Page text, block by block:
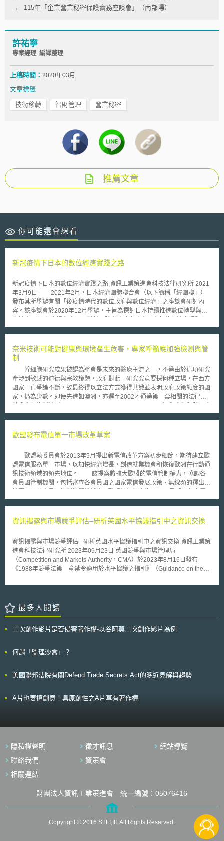
115年「企業營業秘密保護實務座談會」（南部場）
許祐寧
專案經理 編譯整理
上稿時間： 2020年03月
文章標籤
技術移轉 智財管理 營業秘密
推薦文章
你可能還會想看
新冠疫情下日本的數位經濟實踐之路
新冠疫情下日本的數位經濟實踐之路 資訊工業策進會科技法律研究所 2021
年3月9日 2021年2月，日本經濟團體聯合會（以下簡稱「經團聯」）
發布其所舉辦有關「後疫情時代的數位政府與數位經濟」之座談會研討內
容。該座談會於2020年12月舉辦，主旨為探討日本持續推進數位轉型與邁
[1]。 壹、主要問題 數位轉型之層面所涉甚廣，本文認為可初步分為政
提供民眾便捷服務。其次，就個人面而言，則可能涉及消費者資料之蒐集與
個人隱私資料保護之議題。最後，就企業面而言，則包含同種企業或不同企
業間彼此蒐集到的資料共享、利用及分析。 針對企業間，擔任數位經
濟推進委員長之篠原弘道於會中指出，數位轉型致力於價值創新，然而，日
本業界間的數位轉型存在一極大的待突破問題，即是彼此對於資料資源之分
享，尚存不信任甚且互相猜疑，此將不利於資料共享之發展。篠原弘道進一
步說明，數位轉型以突破空間與距離之屏障為特色，欲突破此一屏障有賴於
標，呼籲日本國內企業能協力合作，強化數位流通與交流[2]。 執此，
即為官方及民間所應努力的目標。 貳、具體案例 就民間而言，日本已
站周邊之大丸有地區進行實驗性的OMY（大手町、丸之內到有樂町一帶的
區域，日本俗稱Daimaruyu，簡稱OMY））資料活化計畫，驗證跨行業別
企業間的資料利用分配與有效性，期盼能將資料應用於促進該地區的經濟成
長、帶動觀光發展，甚至規劃災害措施[3]。 提供該計畫資料服務平台
的富士通有限公司經理池田榮次指出，該計畫為了建立彼此信任感，而非一
味地僅關注於資料的分析，進行了多達12間公司之間的對談，並也得到了一
為「單一公司」、「同業種內」及「異業種間」三者。單一公司之資料活
材之浪費等[4]。同業種內則涉及相同類別的企業間，藉由共享資料以減低成
本。例如不同藥物研發公司，藉由樣本試驗共享，從而擴增實驗母群體之數
量[5]。異業公司則可能由位於同一地區之不同企業所構成，例如前揭大丸有
OMY資料活用計畫。 經團聯所提出之議題，乃著眼於同業種內及異業
解到彼此間的合作協力，將是新興價值得以開拓的寶貴契機，亦是一大值得
省思之重點。 參考連結 日本經濟團體聯合會2月份月刊特集〈後疫情時代的
數位政府與數位經濟〉
刊》，2月号期，（2021）。 [2]同前註，頁15。 [3]〈異業種データ活用
https://blog.global.fujitsu.com/jp/2019-07-26/01/，（最後瀏覽日：
2021/03/09）。 [4]〈15社のビッグデータ活用事例から学ぶ、成果につな
日：2021/3/9）。 [5]独立行政法人情報処理推進機構，〈データ利活用に
奈米技術可能對健康與環境產生危害，專家呼籲應加強檢測與管
制
幹細胞研究成果被認為將會是未來的醫療主流之一，不過由於這項研究
牽涉到敏感的道德與宗教議題，政府對此一研究究竟要採何種立場，在西方
國家一直爭論不斷，故最終得以立法方式獲得共識並表明政府政策態度的國
家，仍為少數。即使先進如澳洲，亦遲至2002才通過第一套相關的法律－
法（Research Involving Human Embryos Act）。 人類胚胎研究法建
及醫學研究委員會下之胚胎研究核准委員會（The Embryo Research
Council）核發許可；該法雖允許使用人工授精的剩餘胚進行幹細胞研究，
但並未特別就治療性複製部分予以規範。澳洲政府目前是以行政命令的方
式，禁止醫療性複製的研究，此一禁令於2005年4月再度被延長5年。
澳洲眾議院（The House of Representatives）最近以82比62的投票比，表
決通過「人類生殖性複製禁止與人類胚胎研究管理修正案」（Prohibition of
Research Amendment Bill 2006），廢止先前的禁令，開放基於醫療目的
應在十四天內銷毀，違反本法規定者，最高可處以十五年之有期徒刑。根據
作業細節規定後之六個月實施。
歐盟發布電信單一市場改革草案
歐盟執委員會於2013年9月提出新電信改革方案初步細節，期待建立歐
盟電信服務單一市場，以加快經濟增長，創造就業機會和恢復歐洲在行動通
訊技術領域的領先地位。 該提案將擴大歐盟的電信管制權力，協調各
會員國管制機關，包括審查各會員國之國家電信發展政策、無線頻的釋出和
信漫遊價格上限將維持，但將由2014年開始逐年降低；另外將於2014年推
家電信業者推出泛歐的通訊費率。這將形成一個類似的跨國電信營運許可，
信服務。歐盟也希望看到各會員國固網電信的價格持續下降，達到與國內長
途電話同樣水平的價格。 執委會也在該草案中提出，將致力於規範寬
頻網路接取的批發價格管制，以及其他各類行電信服務批發市場的管制。此
外，歐盟將推動完整的、統一的消費者保護規則，以防止各會員國管制機關
的保護不足。 為了鼓勵更快地釋出無線頻譜資源，歐盟希望制定授權
後該草案針對「網路中立」的問題也提出解決方案，將禁止電信市場的競爭
業者之間，有將網路服務阻斷或降低網路傳輸優先權的舉措。電信業者將需
要提供的更透明的寬頻網路連線實際速率資訊，降低「誤導性的廣告」損害
洲的戰略利益和經濟進步，與泛歐電信單一市場的建立密不可分的，同時希
動通訊服務。
資訊揭露與市場競爭評估–研析英國水平協議指引中之資訊交換
資訊揭露與市場競爭評估– 研析英國水平協議指引中之資訊交換 資訊工業策
進會科技法律研究所 2023年09月23日 英國競爭與市場管理局
（Competition and Markets Authority，CMA）於2023年8月16日發布
《1988年競爭法第一章禁令適用於水平協議之指引》（Guidance on the
horizontal agreements，以下簡稱CMA水平協議指引），以規範實際或潛
事業間於業務合作的同時，亦能符合法遵之要求，以維護市場公平競爭。
壹、事件摘要 英國CMA水平協議指引解釋競爭法之適用，尤其是《1998年
月1日，《1998年競爭法（專業協議集體豁免）2022年指令》（SABEO）
效，於2023年8月16日發布之CMA水平協議指引，協助事業評估特定類型
法規範豁免之類型，且合乎競爭法之規定。 CMA水平協議指引說明研發協
範例。鑒於大數據分析與機器學習需使用大量的資料；而大數據分析的結
的產品或服務；[9]或減少搜尋成本，以提供消費者利益[10]。依據實際情
況，資訊交換可以是有利於競爭，競爭中立或限制競爭[11]。換言之，競爭
CMA水平協議指引第8章為資訊交換（Information Exchange），目的即在
應，取決於市場的特性，包含[13]： （1）市場透明度：越透明的市場，競
於達成共識，與控制市場偏差。若市場高度集中，則訊息的交換，將有助於
事業了解競爭者的市場地位和策略，而扭曲競爭，甚而增加共謀
（collusion）的風險；若市場分散，則競爭者間資訊的傳播與交換，對市場
最多人閱讀
二次創作影片是否侵害著作權-以谷阿莫二次創作影片為例
何謂「監理沙盒」？
美國聯邦法院有關Defend Trade Secrets Act的晚近見解與趨勢
A片也要搞創意！具原創性之A片享有著作權
隱私權聲明 徵才訊息
網站導覽
聯絡我們
資策會
相關連結
財團法人資訊工業策進會 統一編號：05076416
Copyright © 2016 STLI,III. All Rights Reserved.